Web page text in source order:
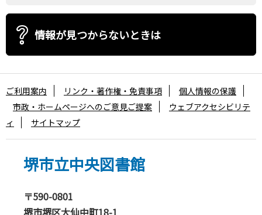
情報が見つからないときは
堺市立中央図書館
〒590-0801
堺市堺区大仙中町18-1
ご利用案内 リンク・著作権・免責事項
個人情報の保護
市政・ホームページへのご意見ご提案
ウェブアクセシビリテ
ィ
サイトマップ